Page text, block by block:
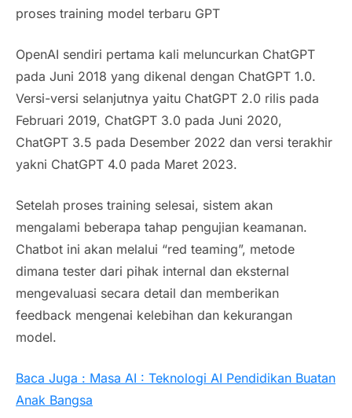
proses training model terbaru GPT
OpenAI sendiri pertama kali meluncurkan ChatGPT
pada Juni 2018 yang dikenal dengan ChatGPT 1.0.
Versi-versi selanjutnya yaitu ChatGPT 2.0 rilis pada
Februari 2019, ChatGPT 3.0 pada Juni 2020,
ChatGPT 3.5 pada Desember 2022 dan versi terakhir
yakni ChatGPT 4.0 pada Maret 2023.
Setelah proses training selesai, sistem akan
mengalami beberapa tahap pengujian keamanan.
Chatbot ini akan melalui “red teaming”, metode
dimana tester dari pihak internal dan eksternal
mengevaluasi secara detail dan memberikan
feedback mengenai kelebihan dan kekurangan
model.
Baca Juga : Masa AI : Teknologi AI Pendidikan Buatan
Anak Bangsa